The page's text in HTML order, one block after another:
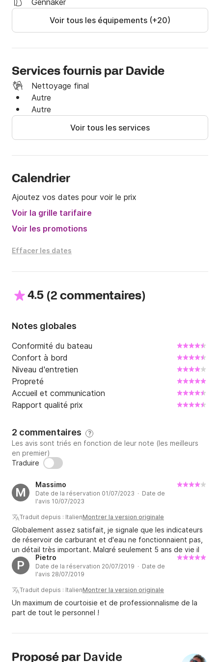
Gennaker
Voir tous les équipements (+20)
Services fournis par Davide
Nettoyage final
Autre
Autre
Voir tous les services
Calendrier
Ajoutez vos dates pour voir le prix
Voir la grille tarifaire
Voir les promotions
Effacer les dates
4.5 (2 commentaires)
Notes globales
Conformité du bateau
Confort à bord
Niveau d'entretien
Propreté
Accueil et communication
Rapport qualité prix
2 commentaires ?
Les avis sont triés en fonction de leur note (les meilleurs
en premier)
Traduire
M
Massimo
Date de la réservation 01/07/2023 · Date de
l'avis 10/07/2023
Traduit depuis : ItalienMontrer la version originale
Globalement assez satisfait, je signale que les indicateurs
de réservoir de carburant et d'eau ne fonctionnaient pas,
un détail très important. Malgré seulement 5 ans de vie il
parait assez vécu et beaucoup de légumes sur la coque et
l'hélice.
P
Pietro
Date de la réservation 20/07/2019 · Date de
l'avis 28/07/2019
Traduit depuis : ItalienMontrer la version originale
Un maximum de courtoisie et de professionnalisme de la
part de tout le personnel !
Proposé par Davide